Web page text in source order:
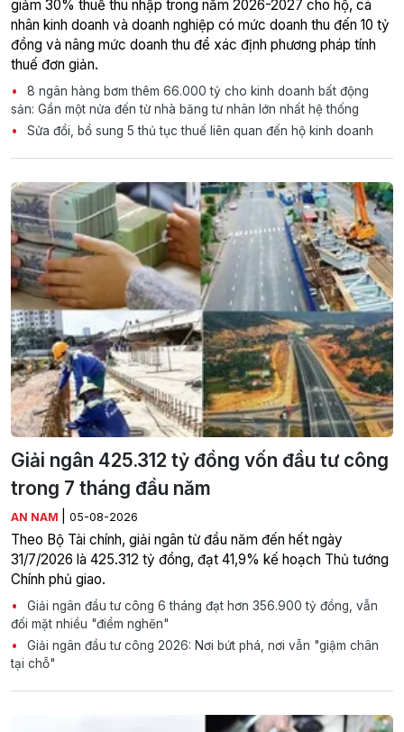
giảm 30% thuế thu nhập trong năm 2026-2027 cho hộ, cá
nhân kinh doanh và doanh nghiệp có mức doanh thu đến 10 tỷ
đồng và nâng mức doanh thu để xác định phương pháp tính
thuế đơn giản.
8 ngân hàng bơm thêm 66.000 tỷ cho kinh doanh bất động
sản: Gần một nửa đến từ nhà băng tư nhân lớn nhất hệ thống
Sửa đổi, bổ sung 5 thủ tục thuế liên quan đến hộ kinh doanh
Giải ngân 425.312 tỷ đồng vốn đầu tư công
trong 7 tháng đầu năm
AN NAM 05-08-2026
Theo Bộ Tài chính, giải ngân từ đầu năm đến hết ngày
31/7/2026 là 425.312 tỷ đồng, đạt 41,9% kế hoạch Thủ tướng
Chính phủ giao.
Giải ngân đầu tư công 6 tháng đạt hơn 356.900 tỷ đồng, vẫn
đối mặt nhiều "điểm nghẽn"
Giải ngân đầu tư công 2026: Nơi bứt phá, nơi vẫn "giậm chân
tại chỗ"